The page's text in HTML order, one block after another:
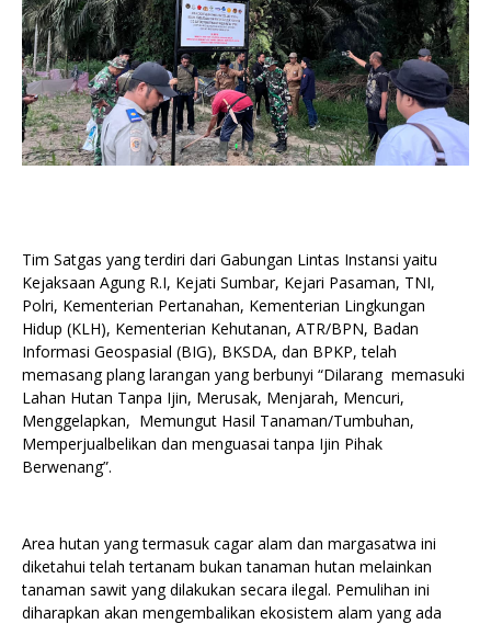
Tim Satgas yang terdiri dari Gabungan Lintas Instansi yaitu
Kejaksaan Agung R.I, Kejati Sumbar, Kejari Pasaman, TNI,
Polri, Kementerian Pertanahan, Kementerian Lingkungan
Hidup (KLH), Kementerian Kehutanan, ATR/BPN, Badan
Informasi Geospasial (BIG), BKSDA, dan BPKP, telah
memasang plang larangan yang berbunyi “Dilarang memasuki
Lahan Hutan Tanpa Ijin, Merusak, Menjarah, Mencuri,
Menggelapkan, Memungut Hasil Tanaman/Tumbuhan,
Memperjualbelikan dan menguasai tanpa Ijin Pihak
Berwenang”.
Area hutan yang termasuk cagar alam dan margasatwa ini
diketahui telah tertanam bukan tanaman hutan melainkan
tanaman sawit yang dilakukan secara ilegal. Pemulihan ini
diharapkan akan mengembalikan ekosistem alam yang ada